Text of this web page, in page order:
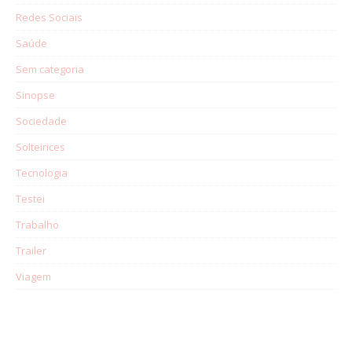
Redes Sociais
Saúde
Sem categoria
Sinopse
Sociedade
Solteirices
Tecnologia
Testei
Trabalho
Trailer
Viagem